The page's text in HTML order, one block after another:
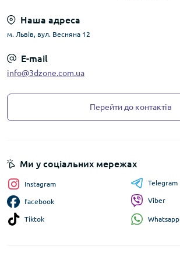
Наша адреса
м. Львів, вул. Весняна 12
E-mail
info@3dzone.com.ua
Перейти до контактів
Ми у соціальних мережах
Instagram
facebook
Tiktok
Telegram
Viber
Whatsapp